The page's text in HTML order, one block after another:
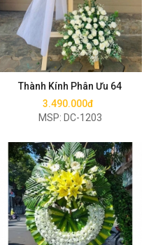
Thành Kính Phân Ưu 64
3.490.000đ
MSP: DC-1203
Mua ngay